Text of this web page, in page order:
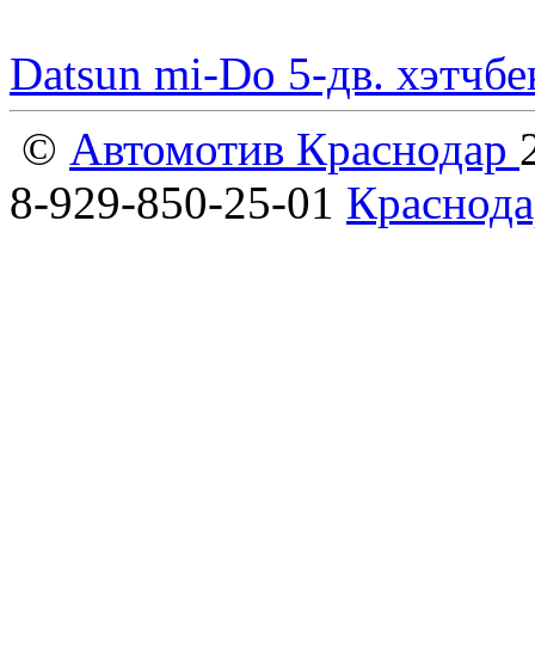
Datsun mi-Do 5-дв.
© Автомотив Краснодар
8-929-850-25-01